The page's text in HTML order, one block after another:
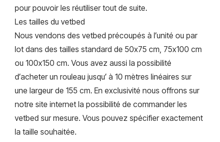
pour pouvoir les réutiliser tout de suite.
Les tailles du vetbed
Nous vendons des vetbed précoupés à l’unité ou par
lot dans des tailles standard de 50x75 cm, 75x100 cm
ou 100x150 cm. Vous avez aussi la possibilité
d’acheter un rouleau jusqu’ à 10 mètres linéaires sur
une largeur de 155 cm. En exclusivité nous offrons sur
notre site internet la possibilité de commander les
vetbed sur mesure. Vous pouvez spécifier exactement
la taille souhaitée.